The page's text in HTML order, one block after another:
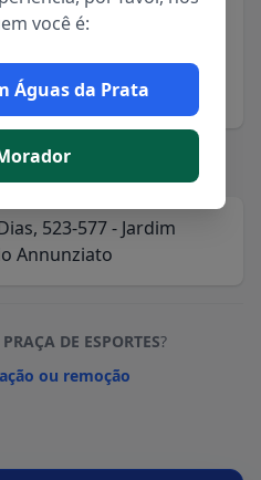
e a prática
o uso das piscinas, é
de exame médico, que
de saúde local.
523-577 - Jardim
Annunziato
PRAÇA DE ESPORTES?
ou remoção
você é:
Águas da Prata